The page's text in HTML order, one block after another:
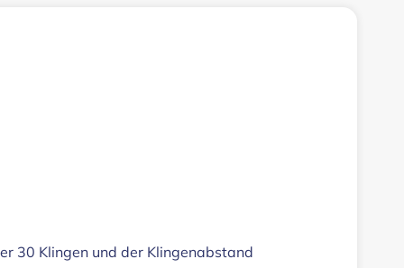
30 Klingen und der Klingenabstand